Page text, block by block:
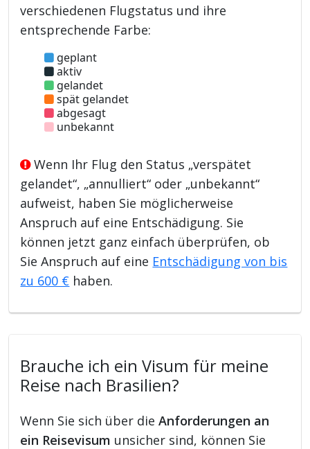
verschiedenen Flugstatus und ihre
entsprechende Farbe:
geplant
aktiv
gelandet
spät gelandet
abgesagt
unbekannt
Wenn Ihr Flug den Status „verspätet
gelandet“, „annulliert“ oder „unbekannt“
aufweist, haben Sie möglicherweise
Anspruch auf eine Entschädigung. Sie
können jetzt ganz einfach überprüfen, ob
Sie Anspruch auf eine Entschädigung von bis
zu 600 € haben.
Brauche ich ein Visum für meine
Reise nach Brasilien?
Wenn Sie sich über dieAnforderungen an
ein Reisevisum unsicher sind, können Sie